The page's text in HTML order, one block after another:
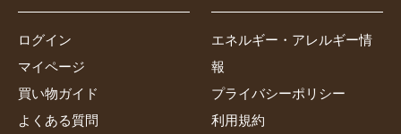
ログイン
マイページ
買い物ガイド
よくある質問
エネルギー・アレルギー情
報
プライバシーポリシー
利用規約